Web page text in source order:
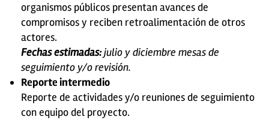
organismos públicos presentan avances de
compromisos y reciben retroalimentación de otros
actores.
Fechas estimadas:julio y diciembre mesas de
seguimiento y/o revisión.
Reporte intermedio
Reporte de actividades y/o reuniones de seguimiento
con equipo del proyecto.